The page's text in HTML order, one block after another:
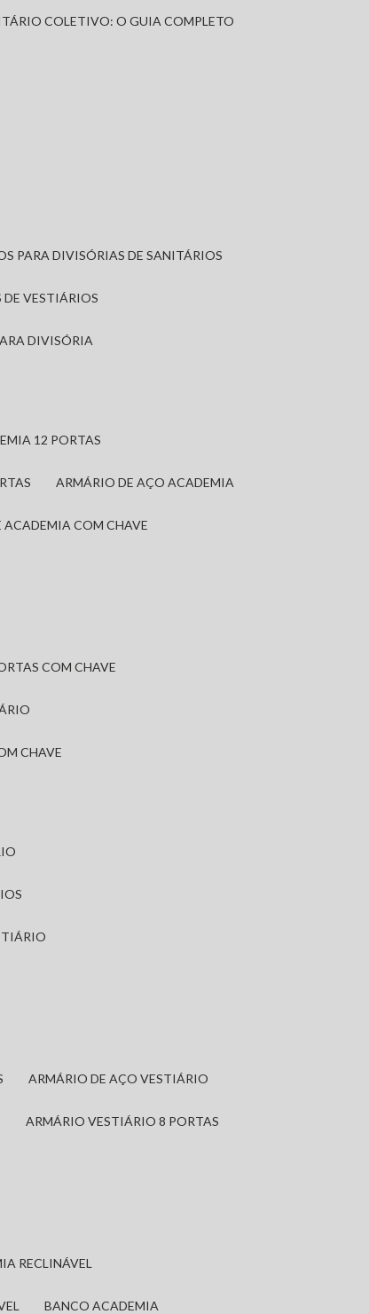
COLETIVO: O GUIA COMPLETO
PARA DIVISÓRIAS DE SANITÁRIOS
DE VESTIÁRIOS
DIVISÓRIA
12 PORTAS
ARMÁRIO DE AÇO ACADEMIA
ACADEMIA COM CHAVE
COM CHAVE
CHAVE
ARMÁRIO DE AÇO VESTIÁRIO
ARMÁRIO VESTIÁRIO 8 PORTAS
RECLINÁVEL
BANCO ACADEMIA